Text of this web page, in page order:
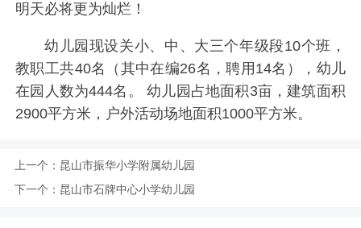
明天必将更为灿烂！
幼儿园现设关小、中、大三个年级段10个班，
教职工共40名（其中在编26名，聘用14名），幼儿
在园人数为444名。 幼儿园占地面积3亩，建筑面积
2900平方米，户外活动场地面积1000平方米。
上一个： 昆山市振华小学附属幼儿园
下一个： 昆山市石牌中心小学幼儿园